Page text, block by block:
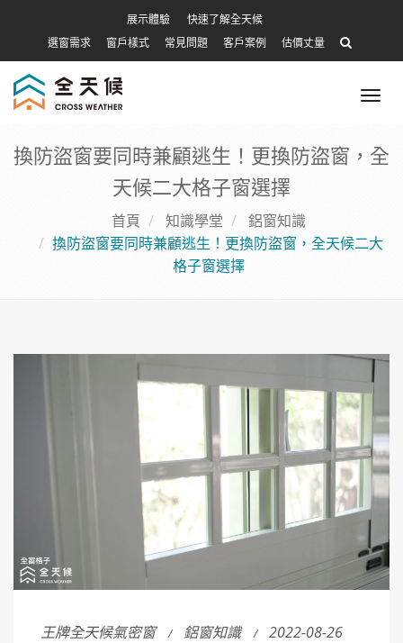
展示體驗
快速了解全天候
選窗需求
窗戶樣式 常見問題 客戶案例 估價丈量
換防盜窗要同時兼顧逃生！更換防盜窗，全
天候二大格子窗選擇
首頁 知識學堂
鋁窗知識
換防盜窗要同時兼顧逃生！更換防盜窗，全天候二大
格子窗選擇
王牌全天候氣密窗 鋁窗知識
2022-08-26